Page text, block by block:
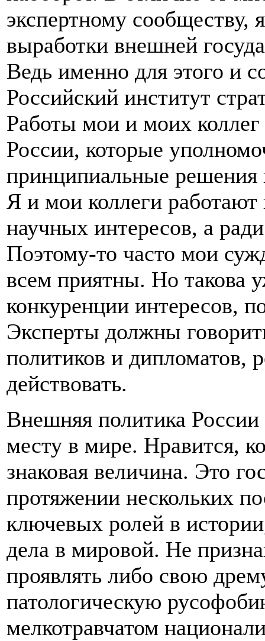
экспертному сообществу,
выработки внешней
Ведь именно для этого и
Российский институт
Работы мои и моих коллег
России, которые
принципиальные решения
Я и мои коллеги
научных интересов, а
Поэтому-то часто мои
всем приятны. Но такова
конкуренции интересов,
Эксперты должны
политиков и дипломатов,
действовать.
Внешняя политика России
месту в мире. Нравится,
знаковая величина. Это
протяжении нескольких
ключевых ролей в
дела в мировой. Не
проявлять либо свою
патологическую
мелкотравчатом